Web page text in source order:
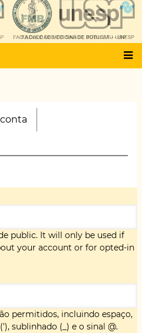
ativa)
public. It will only be used if
your account or for opted-in
permitidos, incluindo espaço,
sublinhado (_) e o sinal @.